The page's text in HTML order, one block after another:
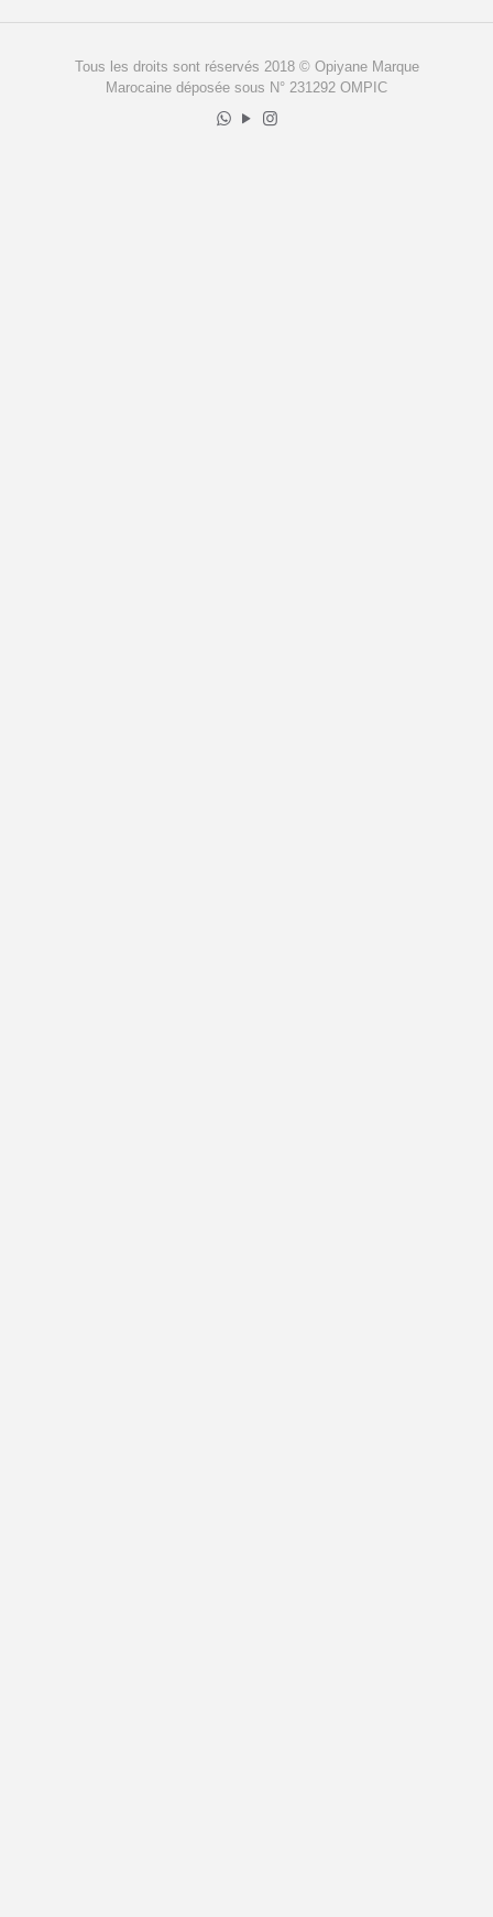
Tous les droits sont réservés 2018 © Opiyane Marque
Marocaine déposée sous N° 231292 OMPIC